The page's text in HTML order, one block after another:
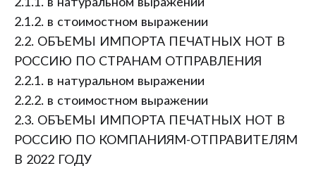
2.1.1. в натуральном выражении
2.1.2. в стоимостном выражении
2.2. ОБЪЕМЫ ИМПОРТА ПЕЧАТНЫХ НОТ В
РОССИЮ ПО СТРАНАМ ОТПРАВЛЕНИЯ
2.2.1. в натуральном выражении
2.2.2. в стоимостном выражении
2.3. ОБЪЕМЫ ИМПОРТА ПЕЧАТНЫХ НОТ В
РОССИЮ ПО КОМПАНИЯМ-ОТПРАВИТЕЛЯМ
В 2022 ГОДУ